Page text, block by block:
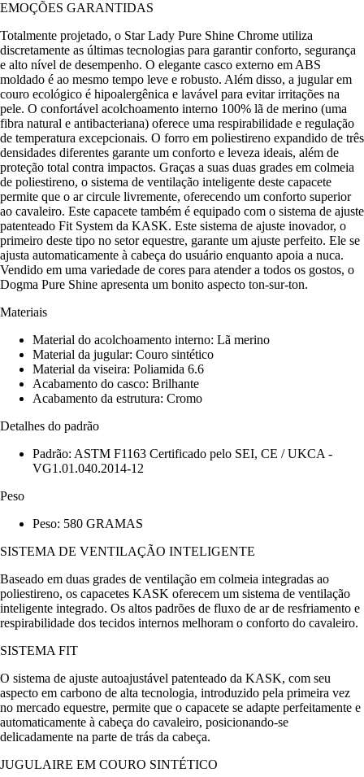
EMOÇÕES GARANTIDAS
Totalmente projetado, o Star Lady Pure Shine Chrome utiliza
discretamente as últimas tecnologias para garantir conforto, segurança
e alto nível de desempenho. O elegante casco externo em ABS
moldado é ao mesmo tempo leve e robusto. Além disso, a jugular em
couro ecológico é hipoalergênica e lavável para evitar irritações na
pele. O confortável acolchoamento interno 100% lã de merino (uma
fibra natural e antibacteriana) oferece uma respirabilidade e regulação
de temperatura excepcionais. O forro em poliestireno expandido de três
densidades diferentes garante um conforto e leveza ideais, além de
proteção total contra impactos. Graças a suas duas grades em colmeia
de poliestireno, o sistema de ventilação inteligente deste capacete
permite que o ar circule livremente, oferecendo um conforto superior
ao cavaleiro. Este capacete também é equipado com o sistema de ajuste
patenteado Fit System da KASK. Este sistema de ajuste inovador, o
primeiro deste tipo no setor equestre, garante um ajuste perfeito. Ele se
ajusta automaticamente à cabeça do usuário enquanto apoia a nuca.
Vendido em uma variedade de cores para atender a todos os gostos, o
Dogma Pure Shine apresenta um bonito aspecto ton-sur-ton.
Materiais
Material do acolchoamento interno: Lã merino
Material da jugular: Couro sintético
Material da viseira: Poliamida 6.6
Acabamento do casco: Brilhante
Acabamento da estrutura: Cromo
Detalhes do padrão
Padrão: ASTM F1163 Certificado pelo SEI, CE / UKCA -
VG1.01.040.2014-12
Peso
Peso: 580 GRAMAS
SISTEMA DE VENTILAÇÃO INTELIGENTE
Baseado em duas grades de ventilação em colmeia integradas ao
poliestireno, os capacetes KASK oferecem um sistema de ventilação
inteligente integrado. Os altos padrões de fluxo de ar de resfriamento e
respirabilidade dos tecidos internos melhoram o conforto do cavaleiro.
SISTEMA FIT
O sistema de ajuste autoajustável patenteado da KASK, com seu
aspecto em carbono de alta tecnologia, introduzido pela primeira vez
no mercado equestre, permite que o capacete se adapte perfeitamente e
automaticamente à cabeça do cavaleiro, posicionando-se
delicadamente na parte de trás da cabeça.
JUGULAIRE EM COURO SINTÉTICO